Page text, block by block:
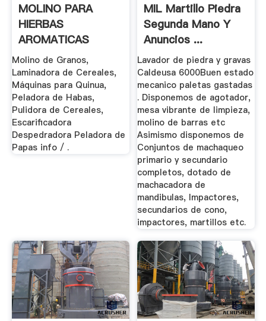
MOLINO PARA
HIERBAS
AROMATICAS
Molino De Granos .
Molino de Granos,
Laminadora de Cereales,
Máquinas para Quinua,
Peladora de Habas,
Pulidora de Cereales,
Escarificadora
Despedradora Peladora de
Papas info / .
MIL Martillo Piedra
Segunda Mano Y
Anuncios ...
Lavador de piedra y gravas
Caldeusa 6000Buen estado
mecanico paletas gastadas
. Disponemos de agotador,
mesa vibrante de limpieza,
molino de barras etc
Asimismo disponemos de
Conjuntos de machaqueo
primario y secundario
completos, dotado de
machacadora de
mandibulas, Impactores,
secundarios de cono,
impactores, martillos etc.